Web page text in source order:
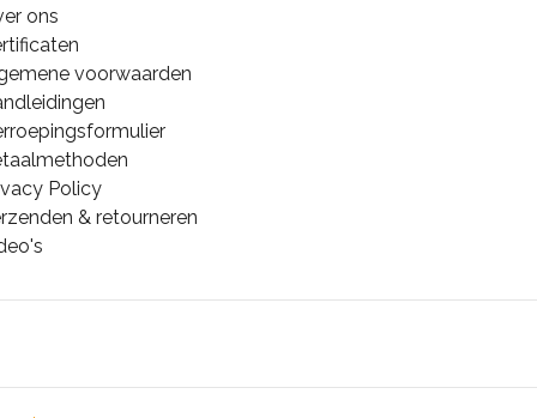
ons
voorwaarden
Policy
& retourneren